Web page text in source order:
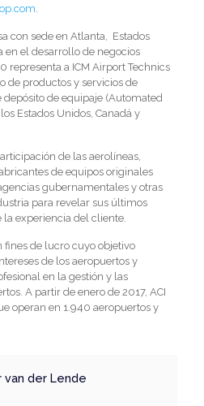
.
con sede en Atlanta, Estados
en el desarrollo de negocios
representa a ICM Airport Technics
de productos y servicios de
depósito de equipaje (Automated
Estados Unidos, Canadá y
de las aerolíneas,
de equipos originales
gubernamentales y otras
para revelar sus últimos
la experiencia del cliente.
fines de lucro cuyo objetivo
de los aeropuertos y
en la gestión y las
A partir de enero de 2017, ACI
operan en 1.940 aeropuertos y
van der Lende